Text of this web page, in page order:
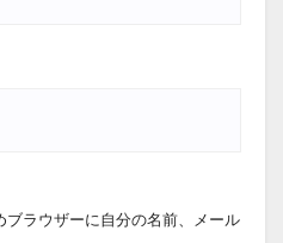
ラウザーに自分の名前、メール